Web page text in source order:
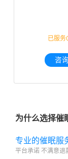
已服务
咨询
为什么选择催
专业的催眠服
平台承诺 不满意退